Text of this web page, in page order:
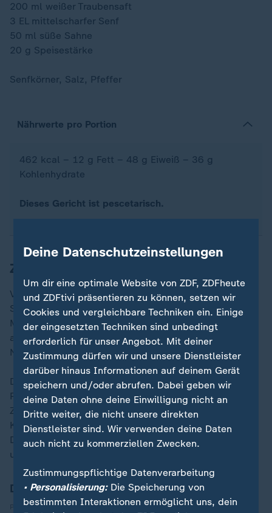
200 ml weißer Traubensaft
3 EL mittelscharfer Senf
50 ml süße Sahne
20 g Speisestärke
Senfkörner, Salz, Pfeffer
Nährwerte pro Portion
462 kcal – 12 g Fett – 48 g Eiweiß – 36 g
Kohlenhydrate
Dieses Gericht ist pescetarisch.
Zubereitung (circa 45 Minuten)
Vom Wirsing acht bis zwölf große Blätter abnehmen,
Strünke herausschneiden. In Salzwasser rund zwei
Minuten blanchieren, anschließend in Eiswasser
abschrecken. Auf ein Küchentuch legen und mit einem
Nudelholz plätten.
Das Fischfilet in Streifen schneiden, mit Salz und
Pfeffer würzen und mit einem Fleischwolf zerkleinern.
Zusätzlich auch das Brötchen, zwei gekochte
Kartoffeln und die Petersilie durch den Wolf geben.
Den restlichen Wirsing klein schneiden, anschwitzen
und durchgaren.
Das Rezept zum Downloaden
PDF 196,16 kB Herunterladen
Deine Datenschutzeinstellungen
Um dir eine optimale Website von ZDF, ZDFheute
und ZDFtivi präsentieren zu können, setzen wir
Cookies und vergleichbare Techniken ein. Einige
der eingesetzten Techniken sind unbedingt
erforderlich für unser Angebot. Mit deiner
Zustimmung dürfen wir und unsere Dienstleister
darüber hinaus Informationen auf deinem Gerät
speichern und/oder abrufen. Dabei geben wir
deine Daten ohne deine Einwilligung nicht an
Dritte weiter, die nicht unsere direkten
Dienstleister sind. Wir verwenden deine Daten
auch nicht zu kommerziellen Zwecken.
Zustimmungspflichtige Datenverarbeitung
• Personalisierung:Die Speicherung von
bestimmten Interaktionen ermöglicht uns, dein